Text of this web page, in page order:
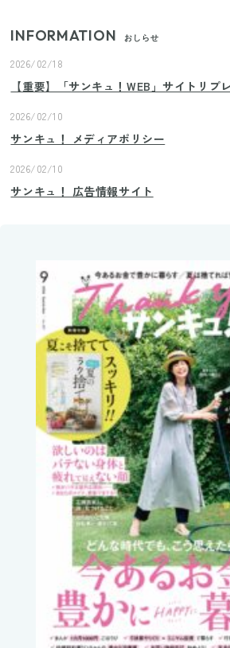
INFORMATION おしらせ
2026/02/18
【重要】「サンキュ！WEB」サイトリプ
2026/02/10
サンキュ！ メディアポリシー
2026/02/10
サンキュ！ 広告情報サイト